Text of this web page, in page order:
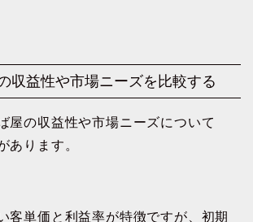
収益性や市場ニーズを比較する
屋の収益性や市場ニーズについて
あります。
客単価と利益率が特徴ですが、初期